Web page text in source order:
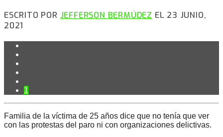
ESCRITO POR JEFFERSON BERMÚDEZ EL 23 JUNIO,
2021
1
Familia de la víctima de 25 años dice que no tenía que ver
con las protestas del paro ni con organizaciones delictivas.